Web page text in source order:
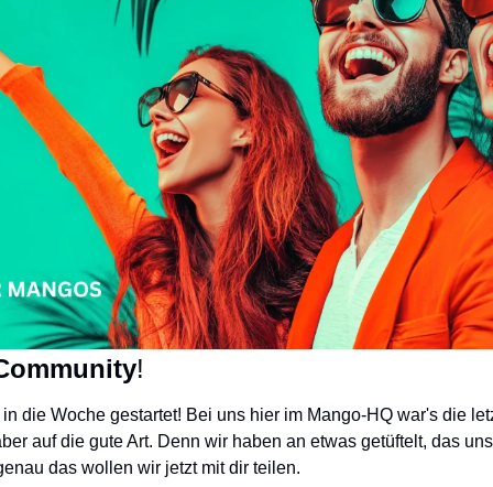
!
die Woche gestartet! Bei uns hier im Mango-HQ war's die
auf die gute Art. Denn wir haben an etwas getüftelt, das
das wollen wir jetzt mit dir teilen.